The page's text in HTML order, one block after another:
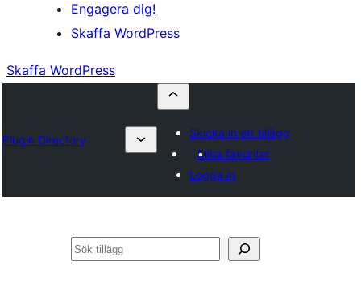
Engagera dig!
Skaffa WordPress
Skaffa WordPress
Plugin Directory
Skicka in ett tillägg
Mina favoriter
Logga in
Sök